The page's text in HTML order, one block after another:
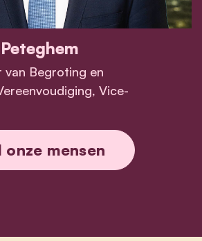
van Begroting en
Vice-
onze mensen